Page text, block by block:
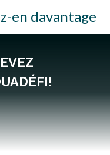
en davantage